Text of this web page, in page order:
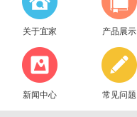
关于宜家 产品展示
新闻中心 常见问题